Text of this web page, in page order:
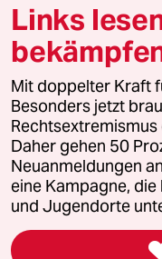
© 2026 taz Verlags
Alle Rechte vorbehalten.
wenden Sie sich bitte an
Feedback
Leitlinie Informant
Seitenwende
Links
Mit doppelter Kraft
Besonders jetzt
Daher gehen 50
Neuanmeldungen
eine Kampagne,
und Jugendorte